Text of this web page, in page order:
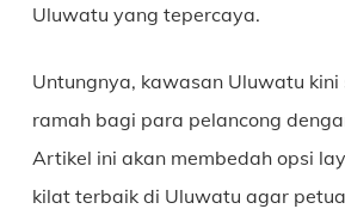
Uluwatu yang tepercaya.
Untungnya, kawasan Uluwatu
ramah bagi para pelancong
Artikel ini akan membedah opsi
kilat terbaik di Uluwatu agar